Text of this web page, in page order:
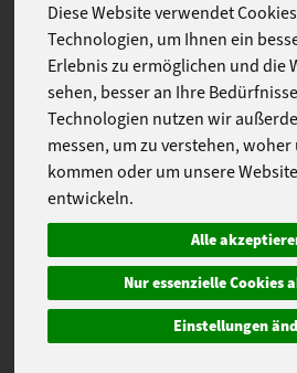
Diese Website verwendet
Technologien, um Ihnen ein
Erlebnis zu ermöglichen und die
sehen, besser an Ihre
Technologien nutzen wir
messen, um zu verstehen,
kommen oder um unsere
entwickeln.
Alle
Nur essenzielle Cookies
Einstellungen